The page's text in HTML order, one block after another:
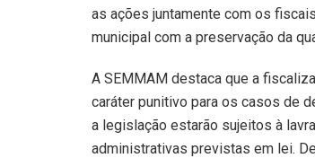
as ações juntamente com os
municipal com a preservação da
A SEMMAM destaca que a
caráter punitivo para os casos de
a legislação estarão sujeitos à
administrativas previstas em lei.